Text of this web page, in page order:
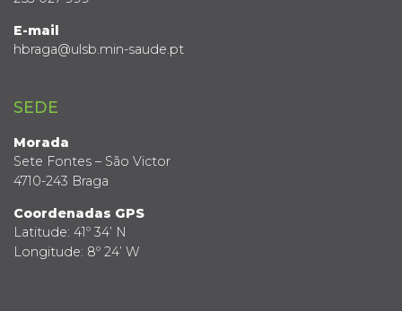
E-mail
hbraga@ulsb.min-saude.pt
SEDE
Morada
Sete Fontes – São Victor
4710-243 Braga
Coordenadas GPS
Latitude: 41º 34’ N
Longitude: 8º 24’ W